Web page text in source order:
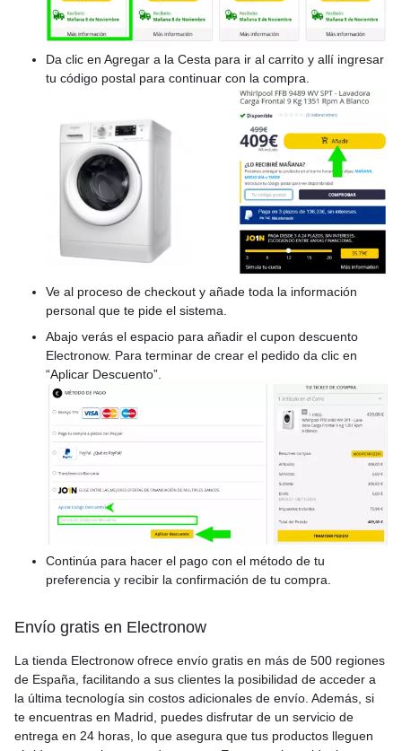
Da clic en Agregar a la Cesta para ir al carrito y allí ingresar
tu código postal para continuar con la compra.
Ve al proceso de checkout y añade toda la información
personal que te pide el sistema.
Abajo verás el espacio para añadir el cupon descuento
Electronow. Para terminar de crear el pedido da clic en
“Aplicar Descuento”.
Continúa para hacer el pago con el método de tu
preferencia y recibir la confirmación de tu compra.
Envío gratis en Electronow
La tienda Electronow ofrece envío gratis en más de 500 regiones
de España, facilitando a sus clientes la posibilidad de acceder a
la última tecnología sin costos adicionales de envío. Además, si
te encuentras en Madrid, puedes disfrutar de un servicio de
entrega en 24 horas, lo que asegura que tus productos lleguen